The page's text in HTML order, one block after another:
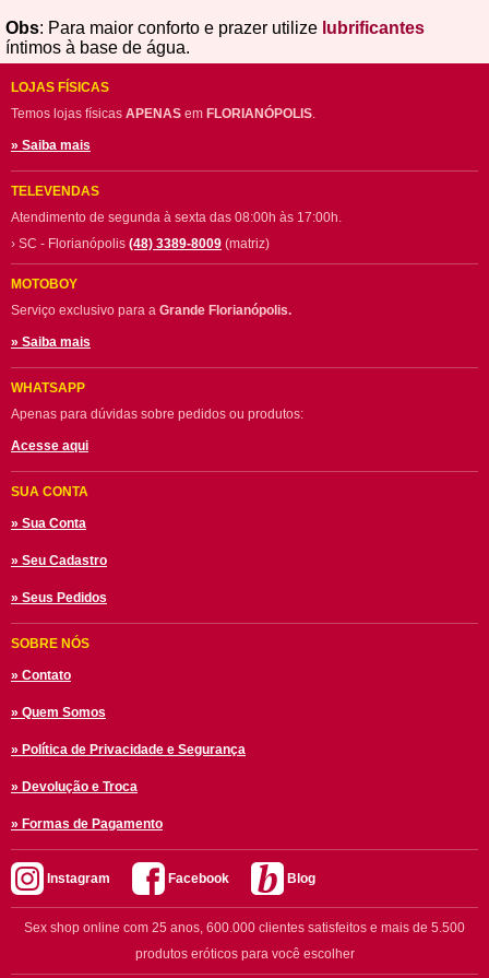
Obs: Para maior conforto e prazer utilize lubrificantes
íntimos à base de água.
LOJAS FÍSICAS
Temos lojas físicas APENAS em FLORIANÓPOLIS.
» Saiba mais
TELEVENDAS
Atendimento de segunda à sexta das 08:00h às 17:00h.
› SC - Florianópolis (48) 3389-8009 (matriz)
MOTOBOY
Serviço exclusivo para a Grande Florianópolis.
» Saiba mais
WHATSAPP
Apenas para dúvidas sobre pedidos ou produtos:
Acesse aqui
SUA CONTA
» Sua Conta
» Seu Cadastro
» Seus Pedidos
SOBRE NÓS
» Contato
» Quem Somos
» Política de Privacidade e Segurança
» Devolução e Troca
» Formas de Pagamento
Instagram Facebook Blog
Sex shop online com 25 anos, 600.000 clientes satisfeitos e mais de 5.500
produtos eróticos para você escolher